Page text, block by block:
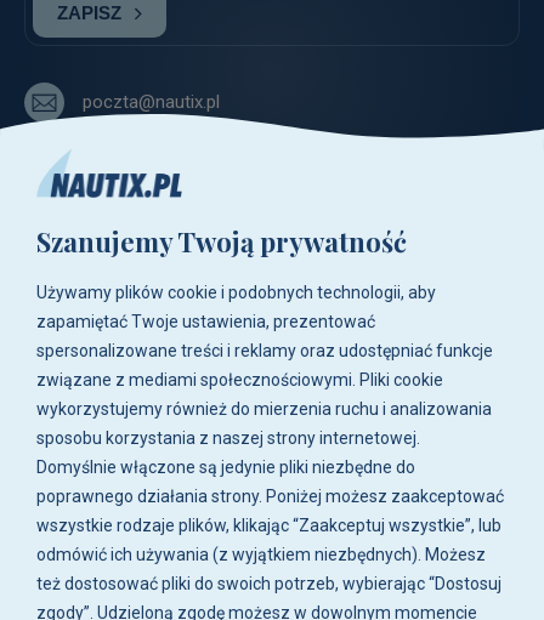
ZAPISZ
poczta@nautix.pl
+48 783-788-216
ul. Zwoleńska 23,
04-761 Warszawa
Biuro i sklep są czynne:
pn-pt w godz. 8:00 - 16:00.
O firmie
Zakupy
Moje konto
Artykuły i galeria
Szanujemy Twoją prywatność
Używamy plików cookie i podobnych technologii, aby
zapamiętać Twoje ustawienia, prezentować
spersonalizowane treści i reklamy oraz udostępniać funkcje
związane z mediami społecznościowymi. Pliki cookie
wykorzystujemy również do mierzenia ruchu i analizowania
sposobu korzystania z naszej strony internetowej.
Domyślnie włączone są jedynie pliki niezbędne do
poprawnego działania strony. Poniżej możesz zaakceptować
wszystkie rodzaje plików, klikając “Zaakceptuj wszystkie”, lub
odmówić ich używania (z wyjątkiem niezbędnych). Możesz
też dostosować pliki do swoich potrzeb, wybierając “Dostosuj
zgody”. Udzieloną zgodę możesz w dowolnym momencie